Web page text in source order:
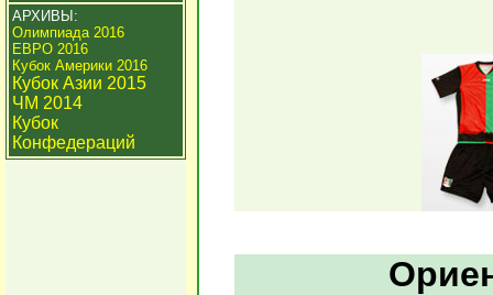
АРХИВЫ:
Олимпиада 2016
ЕВРО 2016
Кубок Америки 2016
Кубок Азии 2015
ЧМ 2014
Кубок
Конфедераций